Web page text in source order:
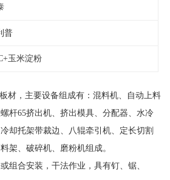
普
玉米淀粉
材，主要设备组成有：混料机、自动上料
杆65挤出机、挤出模具、分配器、水冷
却托架带裁边、八辊牵引机、定长切割
架、破碎机、磨粉机组成。
组合安装，干法作业，具有钉、锯、